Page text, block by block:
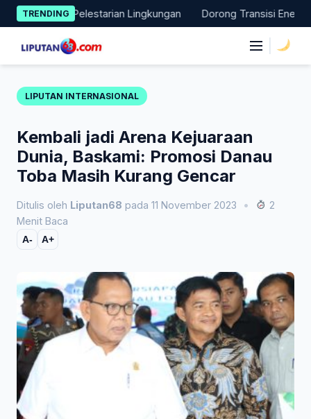
Skip
to
content
TRENDING
Pelestarian Lingkungan Dorong Transisi Energi di NTT,
LIPUTAN INTERNASIONAL
Kembali jadi Arena Kejuaraan
Dunia, Baskami: Promosi Danau
Toba Masih Kurang Gencar
Ditulis oleh Liputan68 pada 11 November 2023 •
2
Menit Baca
A- A+